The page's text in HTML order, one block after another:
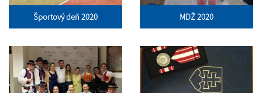
Športový deň 2020 MDŽ 2020